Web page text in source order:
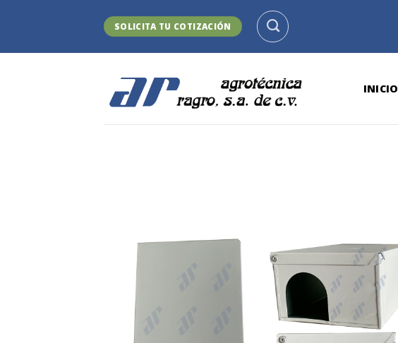
SOLICITA TU COTIZACIÓN
INICIO